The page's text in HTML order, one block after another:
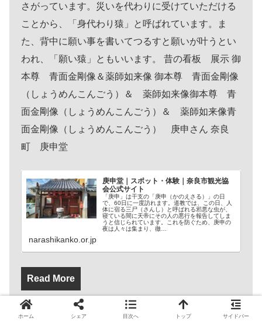
さがっています。災いを代わりに受けていただける
ことから、「身代わり猿」と呼ばれています。ま
た、背中に願い事を書いてつるすと願いが叶うとい
われ、「願い猿」ともいいます。 昔の看板 展示 御
本尊 青面金剛像＆薬師如来像 御本尊 青面金剛像
（しょうめんこんごう）＆ 薬師如来像御本尊 青
面金剛像（しょうめんこんごう）＆ 薬師如来像青
面金剛像（しょうめんこんごう） 庚申さん 奈良
町 庚申堂
庚申堂｜スポット・体験｜奈良市観光協
会公式サイト
「庚申」は干支の「庚申（かのえさる）」の日
で、60日に一度訪れます。道教では、この日、人
体に宿る三尸（さんし）と呼ばれる邪悪な虫が、
寝ている間に天帝にその人の悪行を報告してしま
うと信じられています。これを防ぐため、庚申の
夜は人々は集まり、徹…
narashikanko.or.jp
Read More
ホーム シェア 目次へ トップ サイドバー